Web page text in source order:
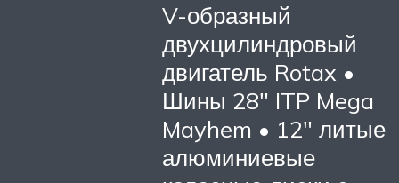
V-образный
двухцилиндровый
двигатель Rotax •
Шины 28″ ITP Mega
Mayhem • 12″ литые
алюминиевые